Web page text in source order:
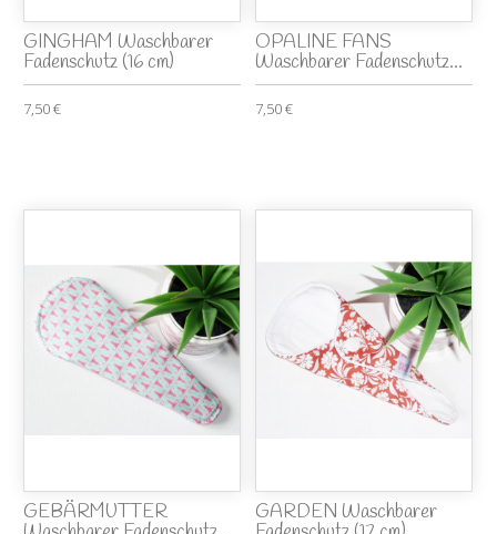
GINGHAM Waschbarer
Fadenschutz (16 cm)
7,50 €
OPALINE FANS
Waschbarer Fadenschutz...
7,50 €
GEBÄRMUTTER GARDEN Waschbarer